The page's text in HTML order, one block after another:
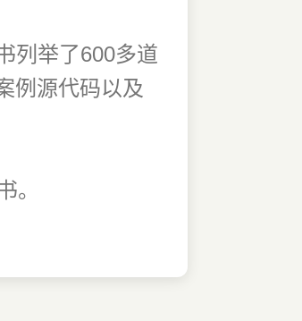
列举了600多道
例源代码以及
。